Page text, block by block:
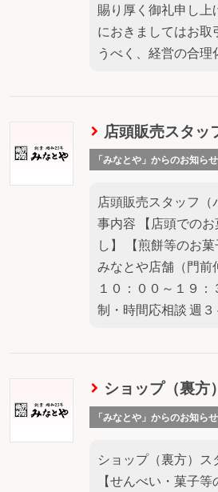
賜り厚く御礼申し上
におきましてはお取
うべく、経営の合
店頭販売スタッ
「みなとや」からのお知らせ
店頭販売スタッフ（
事内容 【店頭での
し】 【煎餅等のお
みなとや店舗（門前
１０：００～１９
制・時間応相談 週
ショップ（裏方
「みなとや」からのお知らせ
ショップ（裏方）
【せんべい・菓子